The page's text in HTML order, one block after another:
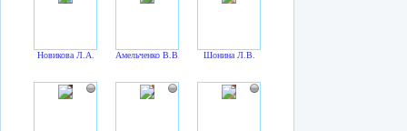
Новикова Л.А. Амельченко В.В. Шонина Л.В.